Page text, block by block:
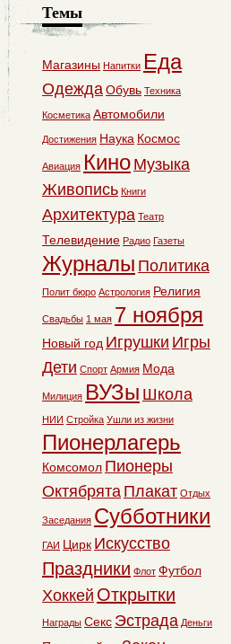
Темы
Магазины Напитки Еда
ОдеждаОбувь Техника
Косметика Автомобили
Достижения Наука Космос
Авиация Кино Музыка
Живопись Книги
Архитектура Театр
Телевидение Радио Газеты
Журналы Политика
Полит бюро Астрология Религия
Свадьбы 1 мая 7 ноября
Новый год Игрушки Игры
Дети Спорт Армия Мода
Милиция ВУЗы Школа
НИИ Стройка Ушли из жизни
Пионерлагерь
Комсомол Пионеры
Октябрята Плакат Отдых
Заседания Субботники
ГАИ Цирк Искусство
Праздники Флот Футбол
Хоккей Открытки
Награды Секс Эстрада Деньги